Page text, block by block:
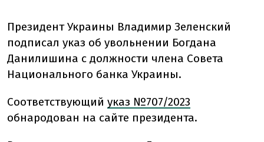
Президент Украины Владимир Зеленский
подписал указ об увольнении Богдана
Данилишина с должности члена Совета
Национального банка Украины.
Соответствующий указ №707/2023
обнародован на сайте президента.